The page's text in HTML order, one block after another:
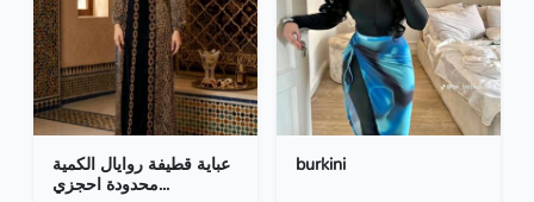
عباية قطيفة روايال الكمية
محدودة احجزي...
burkini